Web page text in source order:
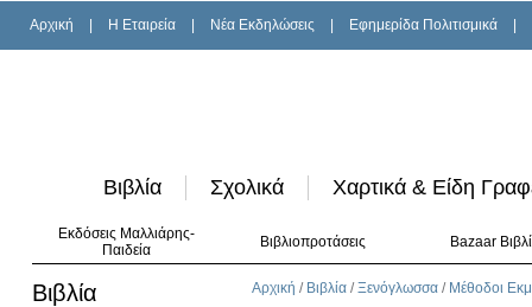
Αρχική H Εταιρεία Νέα Εκδηλώσεις Εφημερίδα Πολιτισμικά
Βιβλία Σχολικά Χαρτικά & Είδη
Εκδόσεις Μαλλιάρης-
Παιδεία
Βιβλιοπροτάσεις Bazaar
Βιβλία Αρχική / Βιβλία /Ξενόγλωσσα / Μέθοδοι